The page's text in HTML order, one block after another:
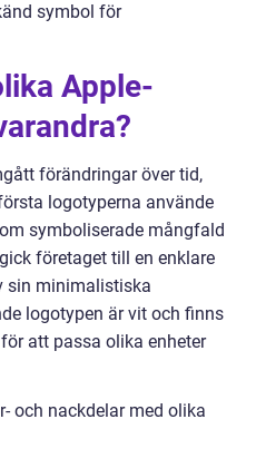
symbol för
Apple-
förändringar över tid,
logotyperna använde
symboliserade mångfald
företaget till en enklare
sin minimalistiska
logotypen är vit och finns
att passa olika enheter
och nackdelar med olika